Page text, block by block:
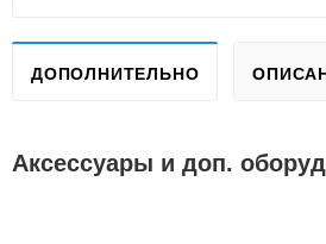
ДОПОЛНИТЕЛЬНО
Аксессуары и доп.